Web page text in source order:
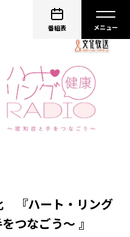
番組表
『ハート・リング
つなごう〜 』